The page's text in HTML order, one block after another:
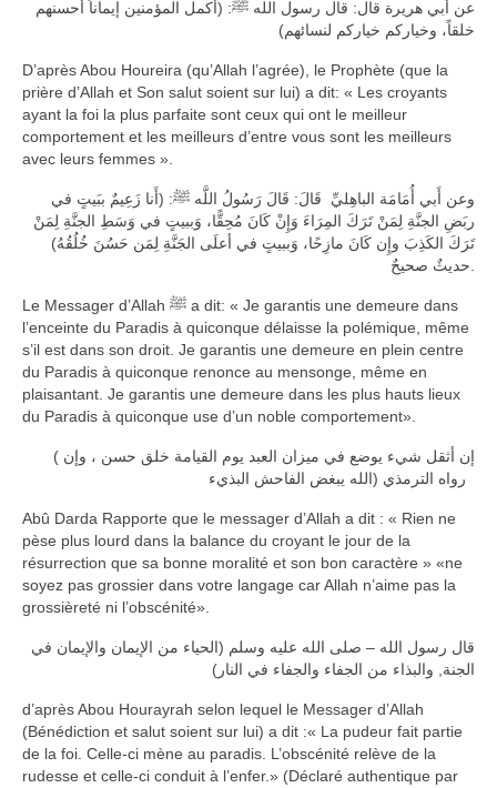
عن أبي هريرة قال: قال رسول الله ﷺ: (أكمل المؤمنين إيماناً أحسنهم
خلقاً، وخياركم خياركم لنسائهم)
D’après Abou Houreira (qu’Allah l’agrée), le Prophète (que la
prière d’Allah et Son salut soient sur lui) a dit: « Les croyants
ayant la foi la plus parfaite sont ceux qui ont le meilleur
comportement et les meilleurs d’entre vous sont les meilleurs
avec leurs femmes ».
وعن أَبي أُمَامَة الباهِليِّ قَالَ: قَالَ رَسُولُ اللَّه ﷺ: (أَنا زَعِيمٌ ببَيتٍ في
ربَضِ الجنَّةِ لِمَنْ تَرَكَ المِرَاءَ وَإِنْ كَانَ مُحِقًّا، وَببيتٍ في وَسَطِ الجنَّةِ لِمَنْ
تَرَكَ الكَذِبَ وإِن كَانَ مازِحًا، وَببيتٍ في أعلَى الجَنَّةِ لِمَن حَسُنَ خُلُقُهُ)
Le Messager d’Allah ﷺ a dit: « Je garantis une demeure dans
l’enceinte du Paradis à quiconque délaisse la polémique, même
s’il est dans son droit. Je garantis une demeure en plein centre
du Paradis à quiconque renonce au mensonge, même en
plaisantant. Je garantis une demeure dans les plus hauts lieux
du Paradis à quiconque use d’un noble comportement».
( إن أثقل شيء يوضع في ميزان العبد يوم القيامة خلق حسن ، وإن
Abû Darda Rapporte que le messager d’Allah a dit : « Rien ne
pèse plus lourd dans la balance du croyant le jour de la
résurrection que sa bonne moralité et son bon caractère » «ne
soyez pas grossier dans votre langage car Allah n’aime pas la
grossièreté ni l’obscénité».
قال رسول الله – صلى الله عليه وسلم (الحياء من الإيمان والإيمان في
الجنة, والبذاء من الجفاء والجفاء في النار)
d’après Abou Hourayrah selon lequel le Messager d’Allah
(Bénédiction et salut soient sur lui) a dit :« La pudeur fait partie
de la foi. Celle-ci mène au paradis. L’obscénité relève de la
rudesse et celle-ci conduit à l’enfer.» (Déclaré authentique par